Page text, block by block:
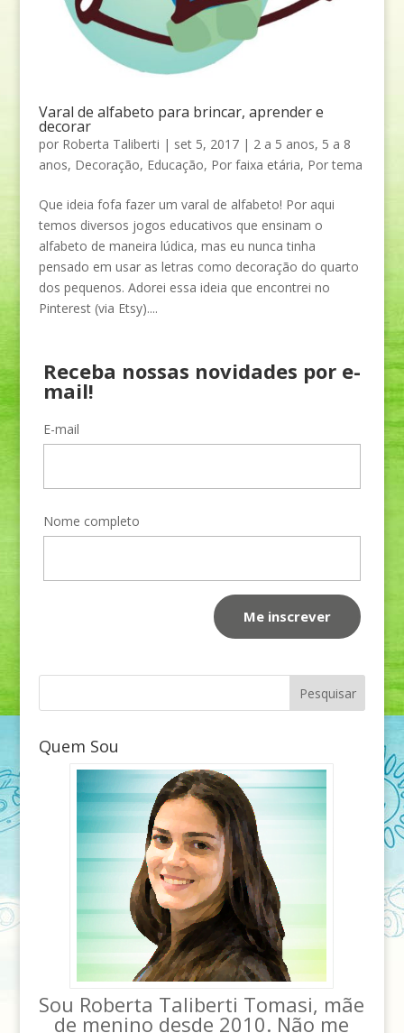
Varal de alfabeto para brincar, aprender e
decorar
por Roberta Taliberti | set 5, 2017| 2 a 5 anos, 5 a 8
anos, Decoração, Educação, Por faixa etária, Por tema
Que ideia fofa fazer um varal de alfabeto! Por aqui
temos diversos jogos educativos que ensinam o
alfabeto de maneira lúdica, mas eu nunca tinha
pensado em usar as letras como decoração do quarto
dos pequenos. Adorei essa ideia que encontrei no
Pinterest (via Etsy)....
Receba nossas novidades por e-
mail!
E-mail
Nome completo
Quem Sou
Sou Roberta Taliberti Tomasi, mãe
de menino desde 2010. Não me